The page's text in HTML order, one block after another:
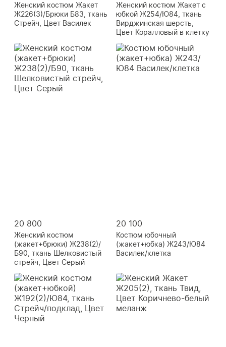
Женский костюм Жакет
Ж226(3)/Брюки Б83, ткань
Стрейч, Цвет Василек
Женский костюм Жакет с
юбкой Ж254/Ю84, ткань
Вирджинская шерсть,
Цвет Коралловый в клетку
20 800
Женский костюм
(жакет+брюки) Ж238(2)/
Б90, ткань Шелковистый
стрейч, Цвет Серый
20 100
Костюм юбочный
(жакет+юбка) Ж243/Ю84
Василек/клетка